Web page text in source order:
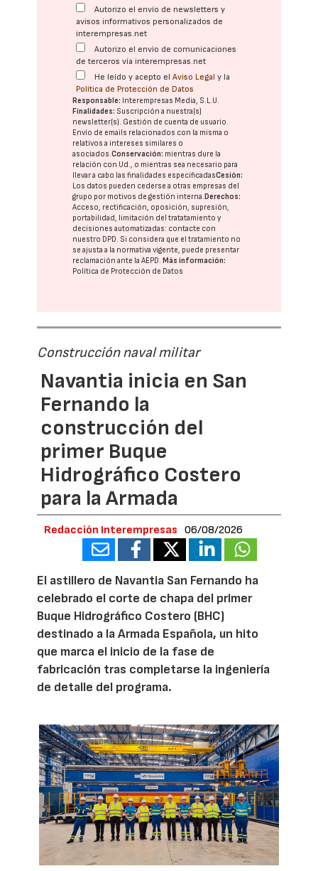
Autorizo el envío de newsletters y
avisos informativos personalizados de
interempresas.net
Autorizo el envío de comunicaciones
de terceros vía interempresas.net
He leído y acepto elAviso Legal y la
Política de Protección de Datos
Responsable: Interempresas Media, S.L.U.
Finalidades: Suscripción a nuestra(s)
newsletter(s). Gestión de cuenta de usuario.
Envío de emails relacionados con la misma o
relativos a intereses similares o
asociados.Conservación: mientras dure la
relación con Ud., o mientras sea necesario para
llevar a cabo las finalidades especificadasCesión:
Los datos pueden cederse a otras empresas del
grupo por motivos de gestión interna.Derechos:
Acceso, rectificación, oposición, supresión,
portabilidad, limitación del tratatamiento y
decisiones automatizadas: contacte con
nuestro DPD . Si considera que el tratamiento no
se ajusta a la normativa vigente, puede presentar
reclamación ante laAEPD .Más información:
Política de Protección de Datos
Construcción naval militar
Navantia inicia en San
Fernando la
construcción del
primer Buque
Hidrográfico Costero
para la Armada
Redacción Interempresas 06/08/2026
El astillero de Navantia San Fernando ha
celebrado el corte de chapa del primer
Buque Hidrográfico Costero (BHC)
destinado a la Armada Española, un hito
que marca el inicio de la fase de
fabricación tras completarse la ingeniería
de detalle del programa.